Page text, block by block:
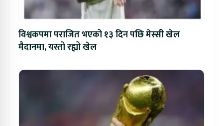
विश्वकपमा पराजित भएको १३ दिन पछि मेस्सी खेल
मैदानमा, यस्तो रह्यो खेल